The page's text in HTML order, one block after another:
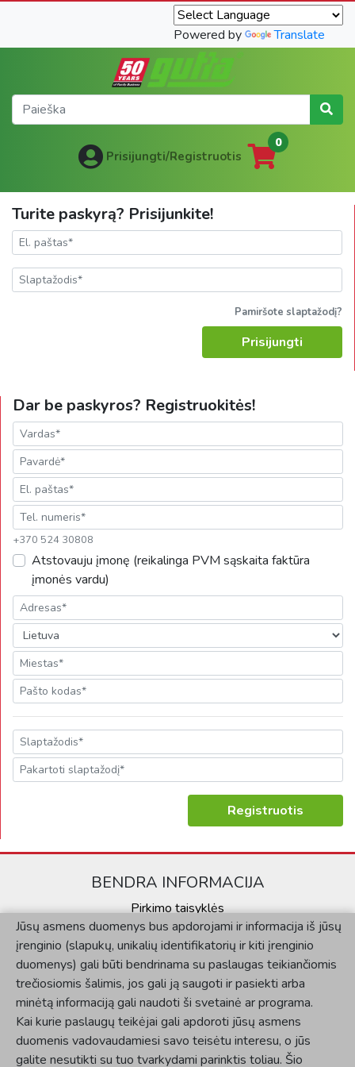
Powered by Translate
Prisijungti/Registruotis
0
Turite paskyrą? Prisijunkite!
Pamiršote slaptažodį?
Prisijungti
Dar be paskyros? Registruokitės!
+370 524 30808
Atstovauju įmonę (reikalinga PVM sąskaita faktūra
įmonės vardu)
Registruotis
BENDRA INFORMACIJA
Pirkimo taisyklės
Kontaktai
Privatumo politika
KLIENTAMS
Mano paskyra
Užsakymų istorija
SOCIALINĖ SKLAIDA
Jūsų asmens duomenys bus apdorojami ir informacija iš jūsų
įrenginio (slapukų, unikalių identifikatorių ir kiti įrenginio
duomenys) gali būti bendrinama su paslaugas teikiančiomis
trečiosiomis šalimis, jos gali ją saugoti ir pasiekti arba
minėtą informaciją gali naudoti ši svetainė ar programa.
Kai kurie paslaugų teikėjai gali apdoroti jūsų asmens
duomenis vadovaudamiesi savo teisėtu interesu, o jūs
galite nesutikti su tuo tvarkydami parinktis toliau. Šio